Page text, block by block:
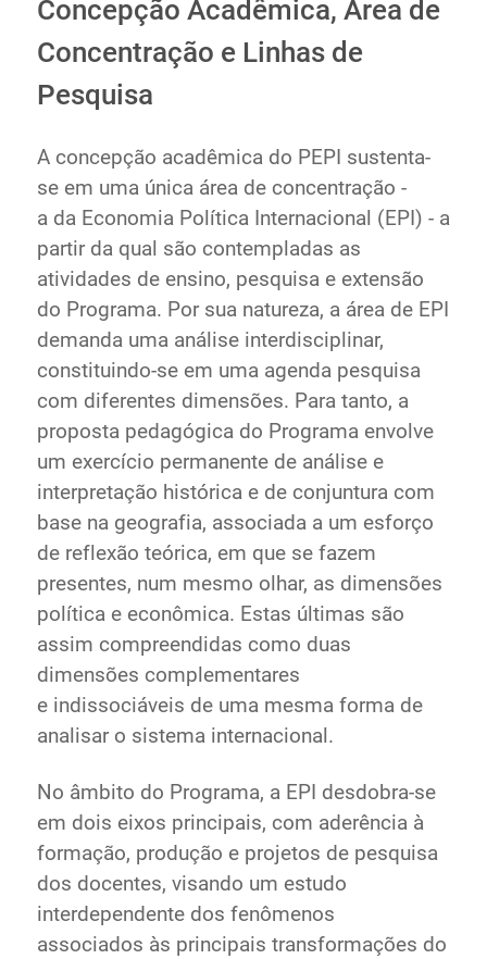
Ministério de Minas e Energia
Ministério da Ciência, Tecnologia, Inovações e
Ministério do Meio Ambiente
Ministério do Desenvolvimento Regional
Controladoria-Geral da União
Ministério da Mulher, da Família e dos Direitos Humanos
Secretaria-Geral
Secretaria de Governo
Gabinete de Segurança Institucional
Advocacia-Geral da União
Banco Central do Brasil
Planalto
Concepção Acadêmica, Área de
Concentração e Linhas de
Pesquisa
A concepção acadêmica do PEPI sustenta-
se em uma única área de concentração -
a da Economia Política Internacional (EPI) - a
partir da qual são contempladas as
atividades de ensino, pesquisa e extensão
do Programa. Por sua natureza, a área de EPI
demanda uma análise interdisciplinar,
constituindo-se em uma agenda pesquisa
com diferentes dimensões. Para tanto, a
proposta pedagógica do Programa envolve
um exercício permanente de análise e
interpretação histórica e de conjuntura com
base na geografia, associada a um esforço
de reflexão teórica, em que se fazem
presentes, num mesmo olhar, as dimensões
política e econômica. Estas últimas são
assim compreendidas como duas
dimensões complementares
e indissociáveis de uma mesma forma de
analisar o sistema internacional.
No âmbito do Programa, a EPI desdobra-se
em dois eixos principais, com aderência à
formação, produção e projetos de pesquisa
dos docentes, visando um estudo
interdependente dos fenômenos
associados às principais transformações do